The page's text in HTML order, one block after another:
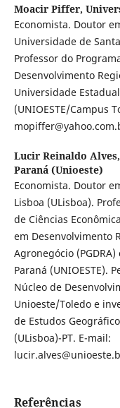
Moacir Piffer,
Economista. Doutor
Universidade de
Professor do
Desenvolvimento
Universidade
(UNIOESTE/Campus
Lucir Reinaldo Alves,
Paraná (Unioeste)
Economista. Doutor
Lisboa (ULisboa).
de Ciências
em Desenvolvimento
Agronegócio
Paraná (UNIOESTE).
Núcleo de
Unioeste/Toledo e
de Estudos
(ULisboa)-PT. E-mail:
Referências